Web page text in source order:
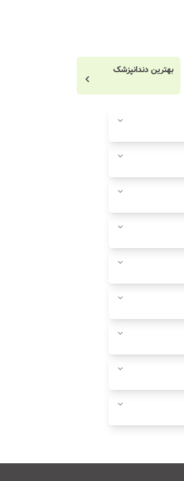
بهترین دندانپزشک